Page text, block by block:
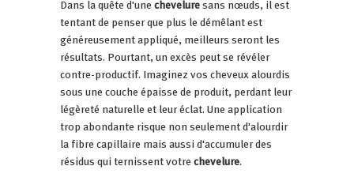
Dans la quête d'unecheveluresans nœuds, il est
tentant de penser que plus le démêlant est
généreusement appliqué, meilleurs seront les
résultats. Pourtant, un excès peut se révéler
contre-productif. Imaginez vos cheveux alourdis
sous une couche épaisse de produit, perdant leur
légèreté naturelle et leur éclat. Une application
trop abondante risque non seulement d'alourdir
la fibre capillaire mais aussi d'accumuler des
résidus qui ternissent votrechevelure.